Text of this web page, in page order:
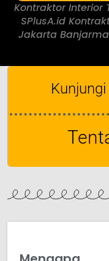
Kontraktor Interior
SPlusA.id
Jakarta
Kunjungi